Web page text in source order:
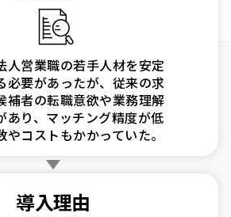
人営業職の若手人材を安定
必要があったが、従来の求
補者の転職意欲や業務理解
あり、マッチング精度が低
やコストもかかっていた。
導入理由